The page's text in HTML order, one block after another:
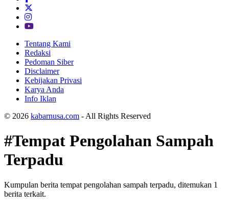
Tentang Kami
Redaksi
Pedoman Siber
Disclaimer
Kebijakan Privasi
Karya Anda
Info Iklan
© 2026 kabarnusa.com - All Rights Reserved
#Tempat Pengolahan Sampah
Terpadu
Kumpulan berita tempat pengolahan sampah terpadu, ditemukan 1
berita terkait.